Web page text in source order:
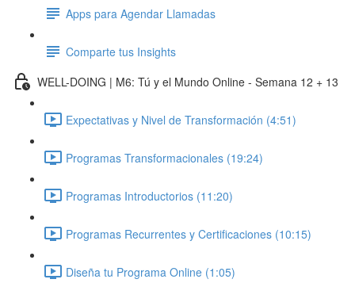
Apps para Agendar Llamadas
Comparte tus Insights
WELL-DOING | M6: Tú y el Mundo Online - Semana 12 + 13
Expectativas y Nivel de Transformación (4:51)
Programas Transformacionales (19:24)
Programas Introductorios (11:20)
Programas Recurrentes y Certificaciones (10:15)
Diseña tu Programa Online (1:05)